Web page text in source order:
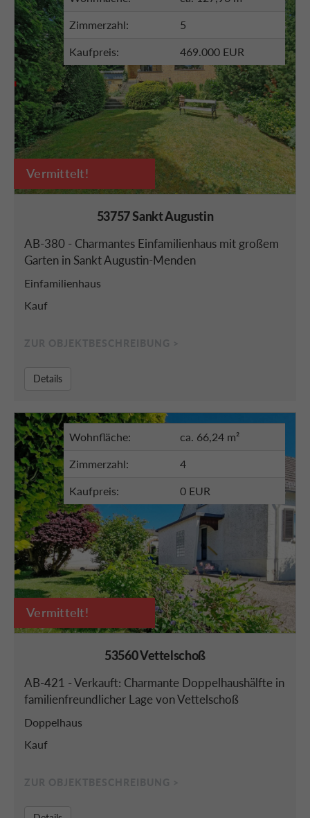
Vermittelt!
Zimmerzahl: 5
Kaufpreis: 469.000 EUR
53757 Sankt Augustin
AB-380 - Charmantes Einfamilienhaus mit großem
Garten in Sankt Augustin-Menden
Einfamilienhaus
Kauf
Details
Vermittelt!
Wohnfläche: ca. 66,24 m²
Zimmerzahl: 4
Kaufpreis: 0 EUR
53560 Vettelschoß
AB-421 - Verkauft: Charmante Doppelhaushälfte in
familienfreundlicher Lage von Vettelschoß
Doppelhaus
Kauf